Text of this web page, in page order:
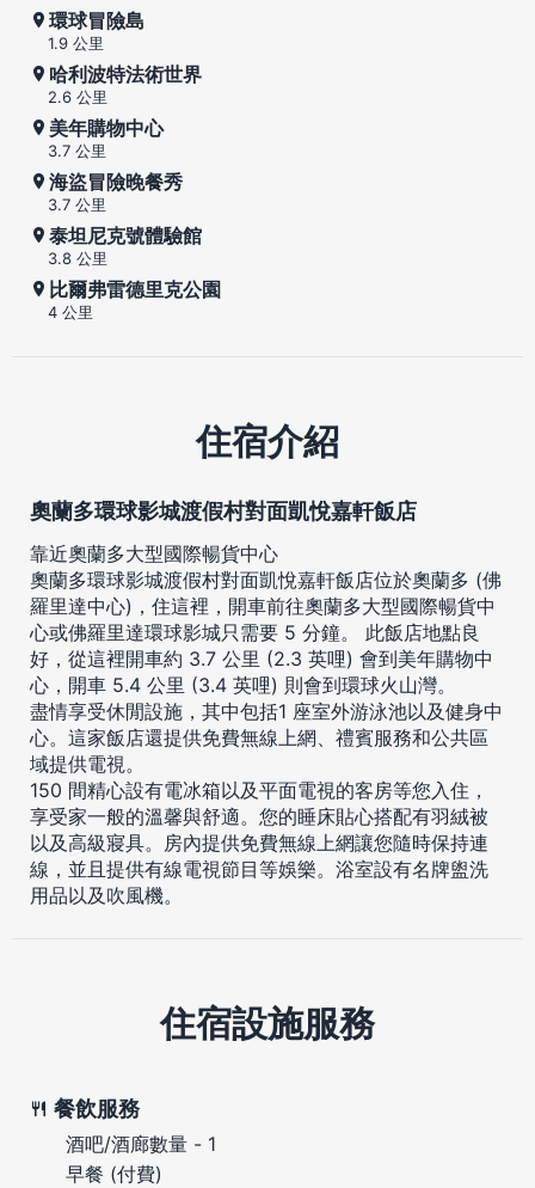
環球冒險島
1.9 公里
哈利波特法術世界
2.6 公里
美年購物中心
3.7 公里
海盜冒險晚餐秀
3.7 公里
泰坦尼克號體驗館
3.8 公里
比爾弗雷德里克公園
4 公里
住宿介紹
奧蘭多環球影城渡假村對面凱悅嘉軒飯店
靠近奧蘭多大型國際暢貨中心
奧蘭多環球影城渡假村對面凱悅嘉軒飯店位於奧蘭多 (佛
羅里達中心)，住這裡，開車前往奧蘭多大型國際暢貨中
心或佛羅里達環球影城只需要 5 分鐘。 此飯店地點良
好，從這裡開車約 3.7 公里 (2.3 英哩) 會到美年購物中
心，開車 5.4 公里 (3.4 英哩) 則會到環球火山灣。
盡情享受休閒設施，其中包括1 座室外游泳池以及健身中
心。這家飯店還提供免費無線上網、禮賓服務和公共區
域提供電視。
150 間精心設有電冰箱以及平面電視的客房等您入住，
享受家一般的溫馨與舒適。您的睡床貼心搭配有羽絨被
以及高級寢具。房內提供免費無線上網讓您隨時保持連
線，並且提供有線電視節目等娛樂。浴室設有名牌盥洗
用品以及吹風機。
住宿設施服務
餐飲服務
酒吧/酒廊數量 - 1
早餐 (付費)